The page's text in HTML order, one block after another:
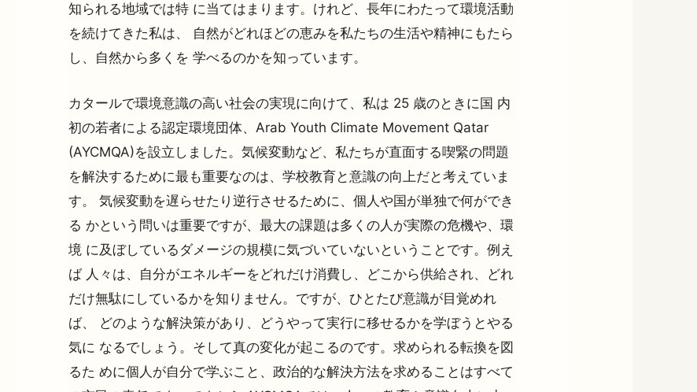
知られる地域では特 に当てはまります。けれど、長年にわたって環境活動
を続けてきた私は、 自然がどれほどの恵みを私たちの生活や精神にもたら
し、自然から多くを 学べるのかを知っています。
カタールで環境意識の高い社会の実現に向けて、私は 25 歳のときに国 内
初の若者による認定環境団体、Arab Youth Climate Movement Qatar
(AYCMQA)を設立しました。気候変動など、私たちが直面する喫緊の問題
を解決するために最も重要なのは、学校教育と意識の向上だと考えていま
す。 気候変動を遅らせたり逆行させるために、個人や国が単独で何ができ
る かという問いは重要ですが、最大の課題は多くの人が実際の危機や、環
境 に及ぼしているダメージの規模に気づいていないということです。例え
ば 人々は、自分がエネルギーをどれだけ消費し、どこから供給され、どれ
だけ無駄にしているかを知りません。ですが、ひとたび意識が目覚めれ
ば、 どのような解決策があり、どうやって実行に移せるかを学ぼうとやる
気に なるでしょう。そして真の変化が起こるのです。求められる転換を図
るた めに個人が自分で学ぶこと、政治的な解決方法を求めることはすべて